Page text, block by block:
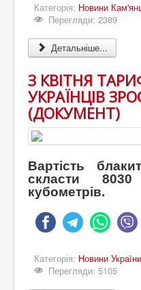
Категорія: Новини
Перегляди: 2389
Детальніше...
З КВІТНЯ
УКРАЇНЦІВ
(ДОКУМЕНТ)
Вартість
скласти
кубометрів.
Категорія: Новини України
Перегляди: 5105